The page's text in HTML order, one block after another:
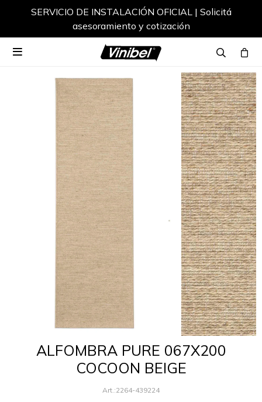
SERVICIO DE INSTALACIÓN OFICIAL | Solicitá
asesoramiento y cotización

ALFOMBRA PURE 067X200
COCOON BEIGE
2264-439224